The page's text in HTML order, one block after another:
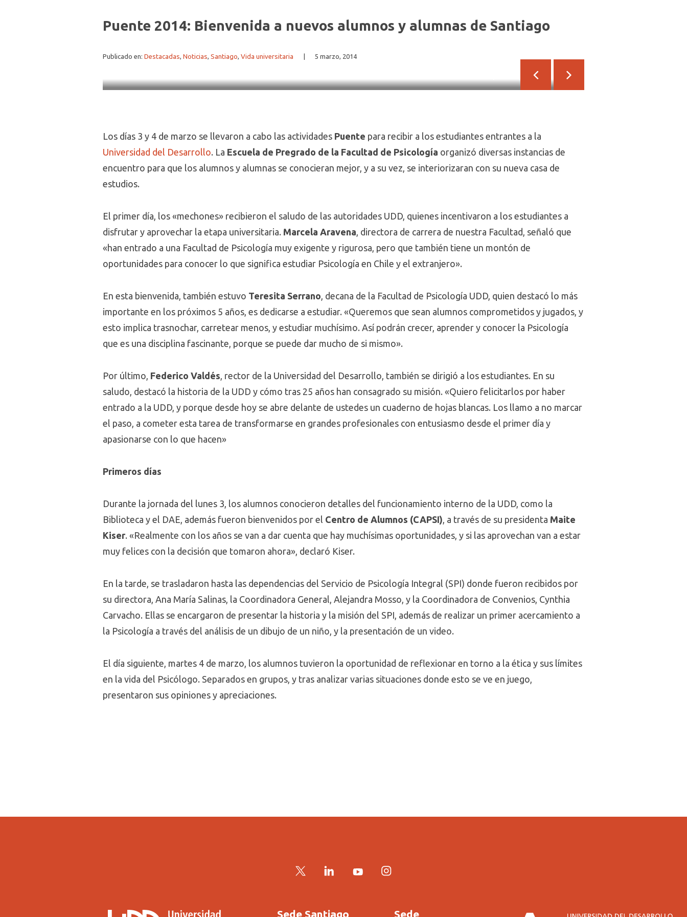
Puente 2014: Bienvenida a nuevos alumnos y alumnas de Santiago
Publicado en: Destacadas, Noticias, Santiago, Vida universitaria 5 marzo, 2014
Anterior Siguiente
Los días 3 y 4 de marzo se llevaron a cabo las actividades Puente para recibir a los estudiantes entrantes a la
Universidad del Desarrollo. La Escuela de Pregrado de la Facultad de Psicología organizó diversas instancias de
encuentro para que los alumnos y alumnas se conocieran mejor, y a su vez, se interiorizaran con su nueva casa de
estudios.
El primer día, los «mechones» recibieron el saludo de las autoridades UDD, quienes incentivaron a los estudiantes a
disfrutar y aprovechar la etapa universitaria. Marcela Aravena, directora de carrera de nuestra Facultad, señaló que
«han entrado a una Facultad de Psicología muy exigente y rigurosa, pero que también tiene un montón de
oportunidades para conocer lo que significa estudiar Psicología en Chile y el extranjero».
En esta bienvenida, también estuvo Teresita Serrano, decana de la Facultad de Psicología UDD, quien destacó lo más
importante en los próximos 5 años, es dedicarse a estudiar. «Queremos que sean alumnos comprometidos y jugados, y
esto implica trasnochar, carretear menos, y estudiar muchísimo. Así podrán crecer, aprender y conocer la Psicología
que es una disciplina fascinante, porque se puede dar mucho de si mismo».
Por último, Federico Valdés, rector de la Universidad del Desarrollo, también se dirigió a los estudiantes. En su
saludo, destacó la historia de la UDD y cómo tras 25 años han consagrado su misión. «Quiero felicitarlos por haber
entrado a la UDD, y porque desde hoy se abre delante de ustedes un cuaderno de hojas blancas. Los llamo a no marcar
el paso, a cometer esta tarea de transformarse en grandes profesionales con entusiasmo desde el primer día y
apasionarse con lo que hacen»
Primeros días
Durante la jornada del lunes 3, los alumnos conocieron detalles del funcionamiento interno de la UDD, como la
Biblioteca y el DAE, además fueron bienvenidos por el Centro de Alumnos (CAPSI), a través de su presidenta Maite
Kiser. «Realmente con los años se van a dar cuenta que hay muchísimas oportunidades, y si las aprovechan van a estar
muy felices con la decisión que tomaron ahora», declaró Kiser.
En la tarde, se trasladaron hasta las dependencias del Servicio de Psicología Integral (SPI) donde fueron recibidos por
su directora, Ana María Salinas, la Coordinadora General, Alejandra Mosso, y la Coordinadora de Convenios, Cynthia
Carvacho. Ellas se encargaron de presentar la historia y la misión del SPI, además de realizar un primer acercamiento a
la Psicología a través del análisis de un dibujo de un niño, y la presentación de un video.
El día siguiente, martes 4 de marzo, los alumnos tuvieron la oportunidad de reflexionar en torno a la ética y sus límites
en la vida del Psicólogo. Separados en grupos, y tras analizar varias situaciones donde esto se ve en juego,
presentaron sus opiniones y apreciaciones.
Twitter LinkedInYouTubeInstagram
Sede Santiago Sede